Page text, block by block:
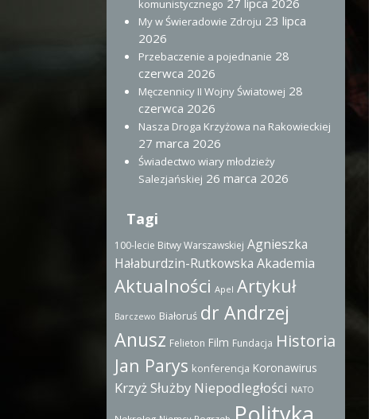
komunistycznego 27 lipca 2026
My w Świeradowie Zdroju 23 lipca
2026
Przebaczenie a pojednanie 28
czerwca 2026
Męczennicy II Wojny Światowej 28
czerwca 2026
Nasza Droga Krzyżowa na Rakowieckiej
27 marca 2026
Świadectwo wiary młodzieży
Salezjańskiej 26 marca 2026
Tagi
100-lecie Bitwy Warszawskiej Agnieszka
Hałaburdzin-Rutkowska Akademia
Aktualności Apel Artykuł
Barczewo Białoruś dr Andrzej
Anusz Felieton Film Fundacja Historia
Jan Parys konferencja Koronawirus
Krzyż Służby Niepodległości NATO